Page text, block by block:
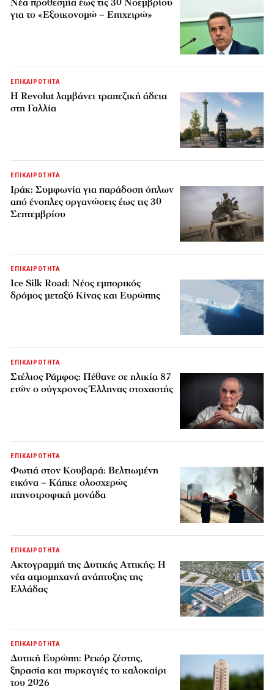
για το «Εξοικονομώ – Επιχειρώ»
ΕΠΙΚΑΙΡΟΤΗΤΑ
Η Revolut λαμβάνει τραπεζική άδεια
στη Γαλλία
ΕΠΙΚΑΙΡΟΤΗΤΑ
Ιράκ: Συμφωνία για παράδοση όπλων
από ένοπλες οργανώσεις έως τις 30
Σεπτεμβρίου
ΕΠΙΚΑΙΡΟΤΗΤΑ
Ice Silk Road: Nέος εμπορικός
δρόμος μεταξύ Κίνας και Ευρώπης
ΕΠΙΚΑΙΡΟΤΗΤΑ
Στέλιος Ράμφος: Πέθανε σε ηλικία 87
ετών ο σύγχρονος Έλληνας στοχαστής
ΕΠΙΚΑΙΡΟΤΗΤΑ
Φωτιά στον Κουβαρά: Βελτιωμένη
εικόνα – Κάηκε ολοσχερώς
πτηνοτροφική μονάδα
ΕΠΙΚΑΙΡΟΤΗΤΑ
Ακτογραμμή της Δυτικής Αττικής: Η
νέα ατμομηχανή ανάπτυξης της
Ελλάδας
ΕΠΙΚΑΙΡΟΤΗΤΑ
Δυτική Ευρώπη: Ρεκόρ ζέστης,
ξηρασία και πυρκαγιές το καλοκαίρι
του 2026